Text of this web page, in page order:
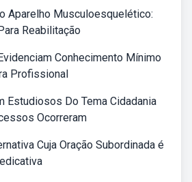
Aparelho Musculoesquelético:
Reabilitação
Conhecimento Mínimo
Profissional
Estudiosos Do Tema Cidadania
Ocorreram
Cuja Oração Subordinada é